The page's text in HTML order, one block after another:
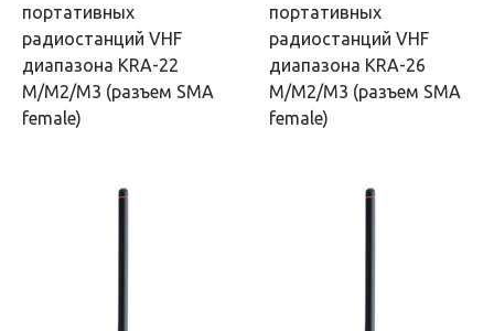
портативных
радиостанций VHF
диапазона KRA-22
M/M2/M3 (разъем SMA
female)
портативных
радиостанций VHF
диапазона KRA-26
M/M2/M3 (разъем SMA
female)